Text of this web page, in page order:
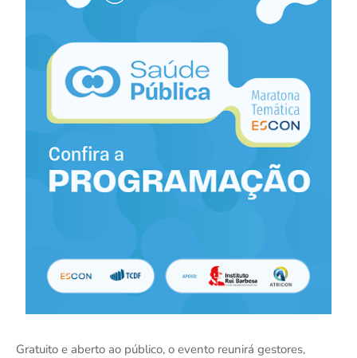
Gratuito e aberto ao público, o evento reunirá gestores,